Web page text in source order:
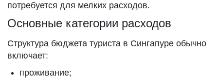
потребуется для мелких расходов.
Основные категории расходов
Структура бюджета туриста в Сингапуре обычно
включает:
проживание;